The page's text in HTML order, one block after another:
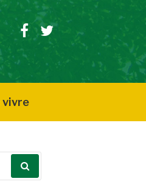
Facebook
Twitter
vivre